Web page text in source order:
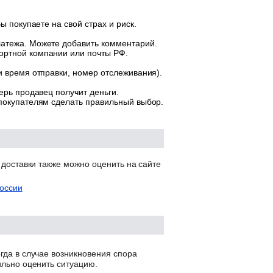
на свой страх и риск.
Можете добавить комментарий.
компании или почты РФ.
отправки, номер отслеживания).
продавец получит деньги.
сделать правильный выбор.
также можно оценить на сайте
в случае возникновения спора
оценить ситуацию.